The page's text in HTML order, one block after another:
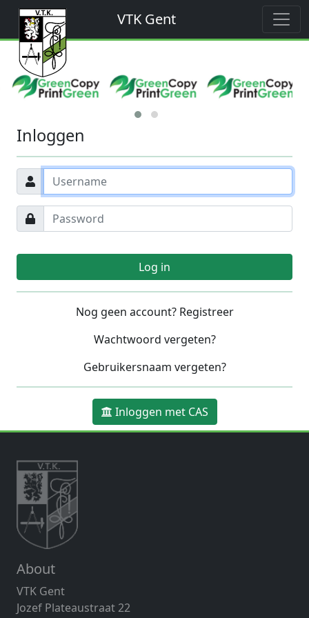
VTK Gent
Inloggen
Log in
Nog geen account? Registreer
Wachtwoord vergeten?
Gebruikersnaam vergeten?
Inloggen met CAS
About
VTK Gent
Jozef Plateaustraat 22